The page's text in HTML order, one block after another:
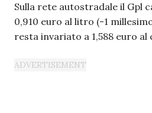
Sulla rete autostradale il Gpl
0,910 euro al litro (-1
resta invariato a 1,588 euro